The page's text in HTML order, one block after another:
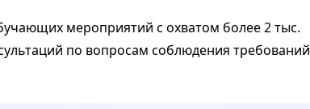
мероприятий с охватом более 2 тыс.
по вопросам соблюдения требований